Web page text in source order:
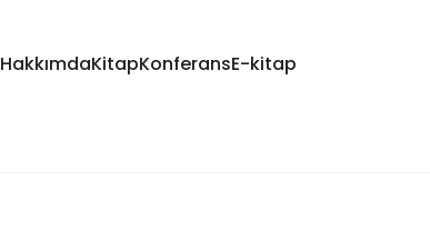
HakkımdaKitapKonferansE-kitap